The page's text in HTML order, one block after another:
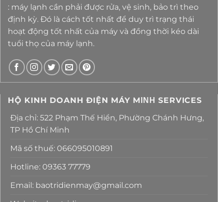
: máy lạnh cần phải được rửa, vệ sinh, bảo trì theo
định kỳ. Đó là cách tốt nhất để duy trì trạng thái
hoạt động tốt nhất của máy và đồng thời kéo dài
tuổi thọ của máy lạnh.
HỘ KINH DOANH ĐIỆN MÁY MΙΝΗ SERVICES
Địa chỉ: 522 Phạm Thế Hiển, Phường Chánh Hưng,
TP Hồ Chí Minh
Mã số thuế: 066095010891
Hotline: 09363 77779
Email: baotridienmay@gmail.com